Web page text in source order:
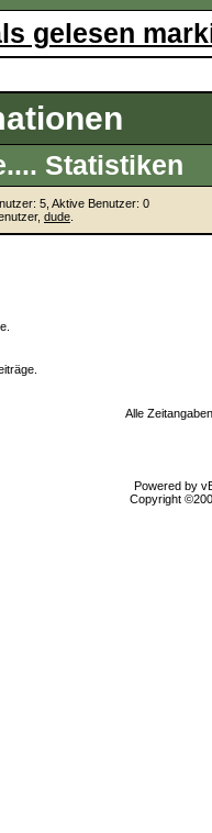
gelesen
Statistiken
5, Aktive Benutzer: 0
dude
Alle
Powered by
Copyright